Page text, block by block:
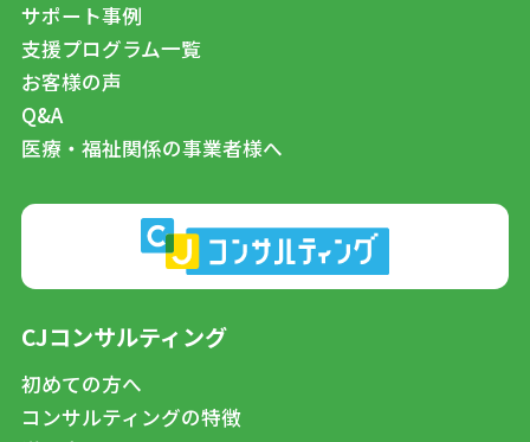
サポート事例
支援プログラム一覧
お客様の声
Q&A
医療・福祉関係の事業者様へ
CJコンサルティング
初めての方へ
コンサルティングの特徴